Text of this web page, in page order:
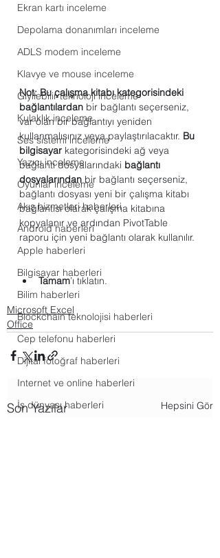
Ekran kartı inceleme
Depolama donanımları inceleme
ADLS modem inceleme
Klavye ve mouse inceleme
Giyilebilir teknoloji inceleme
Kulaklık inceleme
Ses sistemi inceleme
Yazıcı inceleme
Oyunlar inceleme
Akış hizmetleri haberleri
Android haberleri
Apple haberleri
Bilgisayar haberleri
Bilim haberleri
Blockchain teknolojisi haberleri
Cep telefonu haberleri
Dijital fotoğraf haberleri
Internet ve online haberleri
İş dünyası haberleri
Not: Bu çalışma kitabı kategorisindeki
bağlantılardan bir bağlantı seçerseniz,
var olan bir bağlantıyı yeniden
kullanmalısınız veya paylaştırılacaktır. Bu
bilgisayar kategorisindeki ağ veya
bağlantı dosyalarındaki bağlantı
dosyalarından bir bağlantı seçerseniz,
bağlantı dosyası yeni bir çalışma kitabı
bağlantısı olarak çalışma kitabına
kopyalanır ve ardından PivotTable
raporu için yeni bağlantı olarak kullanılır.
Tamam’ı tıklatın.
Microsoft Excel
Office
Son Yazılar Hepsini Gör